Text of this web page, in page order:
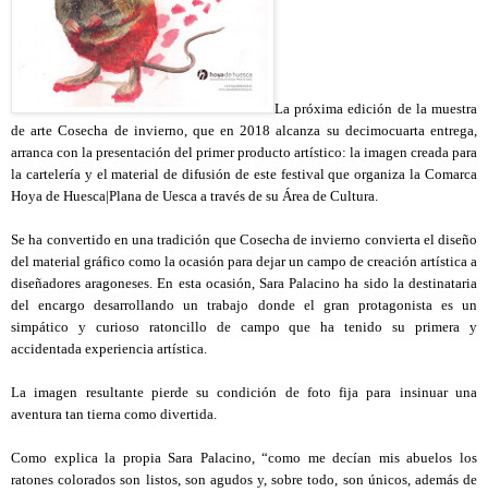
La próxima edición de la muestra
de arte Cosecha de invierno, que en 2018 alcanza su decimocuarta entrega,
arranca con la presentación del primer producto artístico: la imagen creada para
la cartelería y el material de difusión de este festival que organiza la Comarca
Hoya de Huesca|Plana de Uesca a través de su Área de Cultura.
Se ha convertido en una tradición que Cosecha de invierno convierta el diseño
del material gráfico como la ocasión para dejar un campo de creación artística a
diseñadores aragoneses. En esta ocasión, Sara Palacino ha sido la destinataria
del encargo desarrollando un trabajo donde el gran protagonista es un
simpático y curioso ratoncillo de campo que ha tenido su primera y
accidentada experiencia artística.
La imagen resultante pierde su condición de foto fija para insinuar una
aventura tan tierna como divertida.
Como explica la propia Sara Palacino, “como me decían mis abuelos los
ratones colorados son listos, son agudos y, sobre todo, son únicos, además de